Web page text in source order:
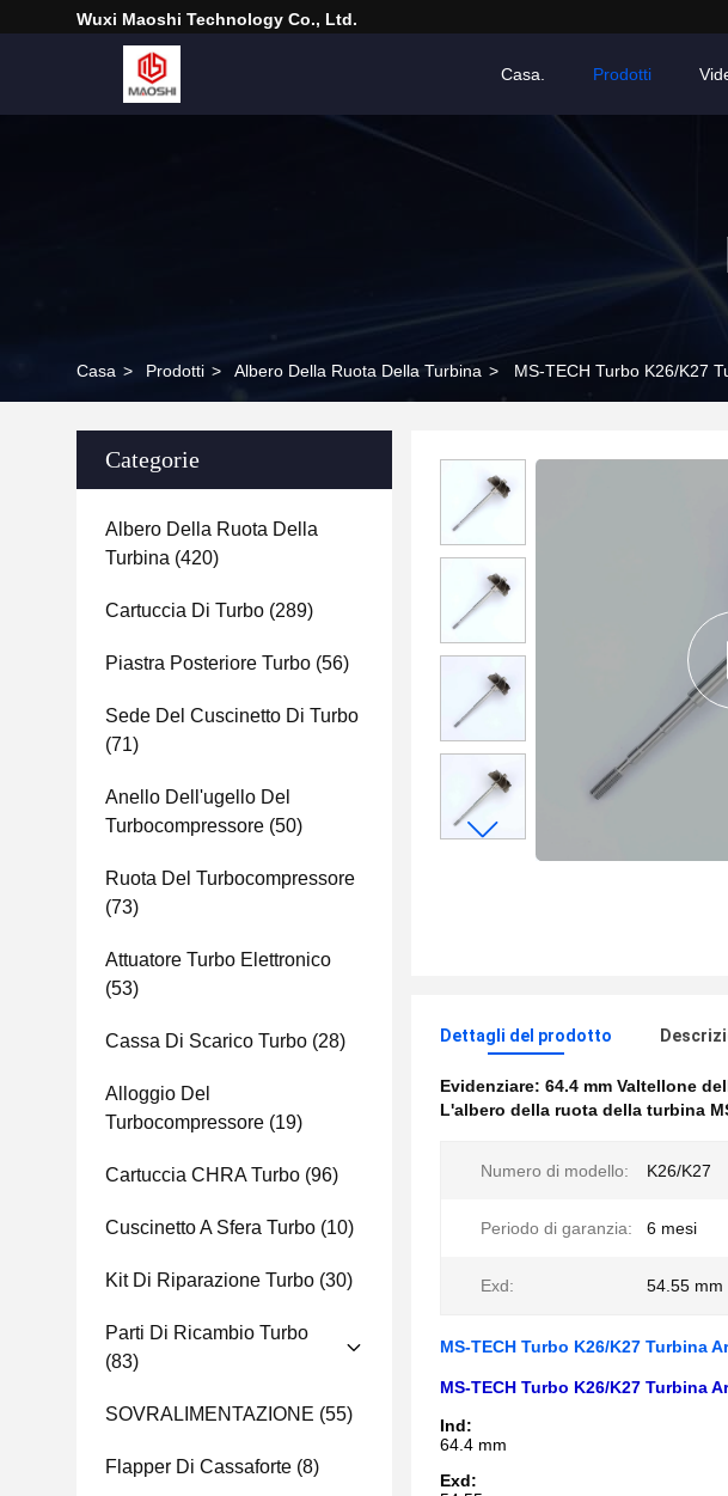
Wuxi Maoshi Technology Co., Ltd.
Casa. Prodotti
Casa > Prodotti > Albero Della Ruota Della Turbina > MS-TECH Turbo K26/K27
Categorie
Albero Della Ruota Della
Turbina (420)
Cartuccia Di Turbo (289)
Piastra Posteriore Turbo (56)
Sede Del Cuscinetto Di Turbo
(71)
Anello Dell'ugello Del
Turbocompressore (50)
Ruota Del Turbocompressore
(73)
Attuatore Turbo Elettronico
(53)
Cassa Di Scarico Turbo (28)
Alloggio Del
Turbocompressore (19)
Cartuccia CHRA Turbo (96)
Cuscinetto A Sfera Turbo (10)
Kit Di Riparazione Turbo (30)
Parti Di Ricambio Turbo
(83)
SOVRALIMENTAZIONE (55)
Flapper Di Cassaforte (8)
Dettagli del prodotto
Evidenziare: 64.4 mm Valtellone
L'albero della ruota della turbina
Numero di modello: K26/K27
Periodo di garanzia: 6 mesi
Exd: 54.55 mm
MS-TECH Turbo K26/K27 Turbina
MS-TECH Turbo K26/K27 Turbina
Ind:
64.4 mm
Exd: